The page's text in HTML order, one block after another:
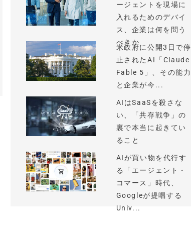
ージェントを現場に
入れるためのデバイ
ス、企業は何を問う
べきか
米政府に公開3日で停
止されたAI「Claude
Fable 5」、その能力
と企業が今...
AIはSaaSを殺さな
い、「共存戦争」の
裏で本当に起きてい
ること
AIが買い物を代行す
る「エージェント・
コマース」時代、
Googleが提唱する
Univ...